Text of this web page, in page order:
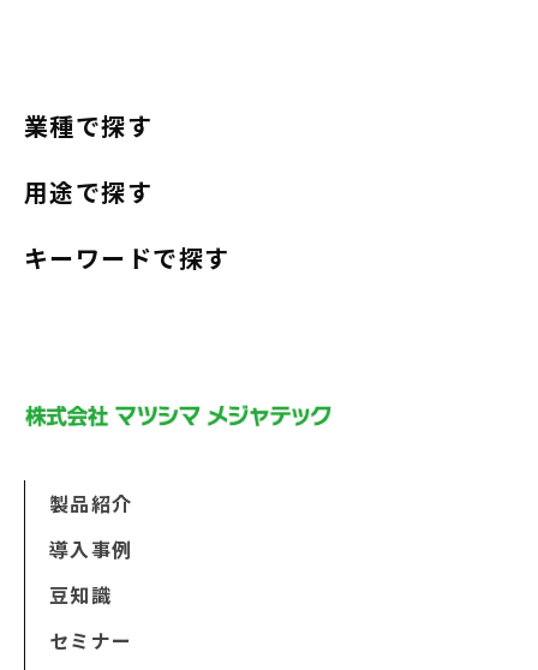
業種で探す
用途で探す
キーワードで探す
製品紹介
導入事例
豆知識
セミナー